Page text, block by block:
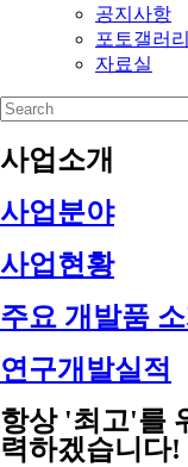
공지사항
포토갤러리
자료실
사업소개
사업분야
사업현황
주요 개발품 소
연구개발실적
항상 '최고'를
력하겠습니다!